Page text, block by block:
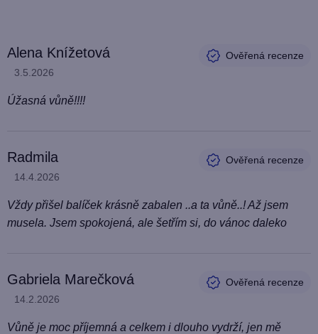
ý
p
i
o
d
n
o
n
Alena Knížetová
Hodnocení produktu je 5 z 5 hvězdiček.
3.5.2026
Úžasná vůně!!!!
Radmila
Hodnocení produktu je 4 z 5 hvězdiček.
14.4.2026
Vždy přišel balíček krásně zabalen ..a ta vůně..! Až jsem
musela. Jsem spokojená, ale šetřím si, do vánoc daleko
Gabriela Marečková
Hodnocení produktu je 4 z 5 hvězdiček.
14.2.2026
Vůně je moc příjemná a celkem i dlouho vydrží, jen mě